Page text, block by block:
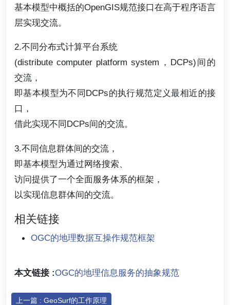
基本模型中概括的OpenGIS规范接口在高于程序语言
层实现交流。
2.不同分布式计算平台系统
(distribute computer platform system，DCPs)间的
交流，
即基本模型为不同DCPs的执行规范定义最相近的接
口，
借此实现不同DCPs间的交流。
3.不同信息群体间的交流，
即基本模型为通过网络搜索、
访问提供了一个全面服务体系的框架，
以实现信息群体间的交流。
相关链接
OGC的地理数据互操作规范框架
本文链接 :OGC的地理信息服务的抽象规范
上一篇 : GeoSurf的工作原理